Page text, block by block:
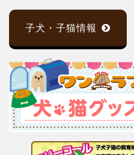
子犬・子猫情報